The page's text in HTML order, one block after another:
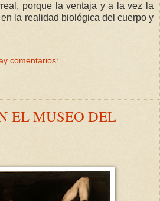
porque la ventaja y a la vez la
la realidad biológica del cuerpo y
comentarios:
EL MUSEO DEL